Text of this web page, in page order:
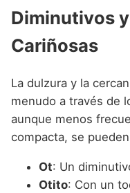
Diminutivos
Cariñosas
La dulzura y la
menudo a través de
aunque menos
compacta, se
Ot: Un
Otito: Con un